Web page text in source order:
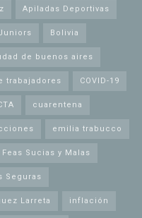
Apiladas Deportivas
Bolivia
de buenos aires
trabajadores COVID-19
cuarentena
emilia trabucco
Feas Sucias y Malas
Seguras
Larreta inflación